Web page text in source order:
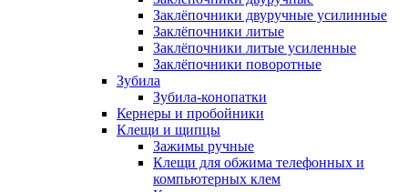
Заклёпочники двуручные усилинные
Заклёпочники литые
Заклёпочники литые усиленные
Заклёпочники поворотные
Зубила
Зубила-конопатки
Кернеры и пробойники
Клещи и щипцы
Зажимы ручные
Клещи для обжима телефонных и
компьютерных клем